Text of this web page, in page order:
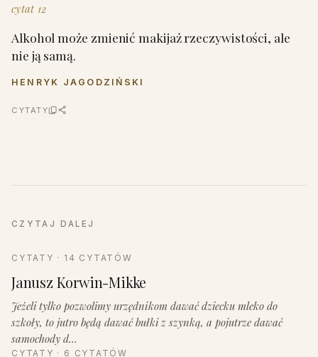
cytat 12
Alkohol może zmienić makijaż rzeczywistości, ale
nie ją samą.
HENRYK JAGODZIŃSKI
CYTATY
CZYTAJ DALEJ
CYTATY · 14 CYTATÓW
Janusz Korwin-Mikke
Jeżeli tylko pozwolimy urzędnikom dawać dziecku mleko do
szkoły, to jutro będą dawać bułki z szynką, a pojutrze dawać
samochody d…
CYTATY · 6 CYTATÓW